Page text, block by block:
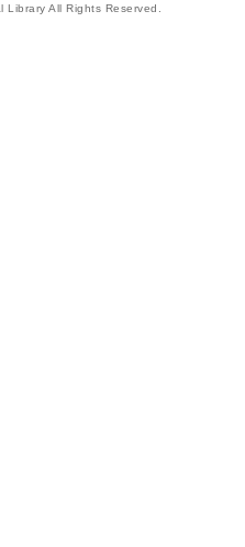
All Rights Reserved.